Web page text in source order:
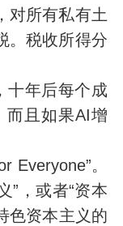
对所有私有土
。税收所得分
十年后每个成
而且如果AI增
Everyone”。
”，或者“资本
色资本主义的